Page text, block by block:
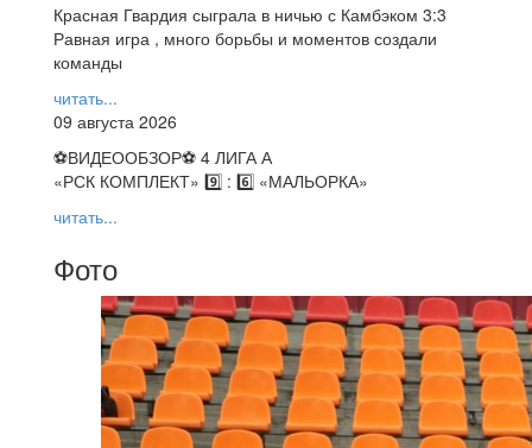
Красная Гвардия сыграла в ничью с Камбэком 3:3
Равная игра , много борьбы и моментов создали
команды
читать...
09 августа 2026
⚽️ВИДЕООБЗОР⚽️ 4 ЛИГА А
«РСК КОМПЛЕКТ» 9️⃣ : 6️⃣ «МАЛЬОРКА»
читать...
Фото